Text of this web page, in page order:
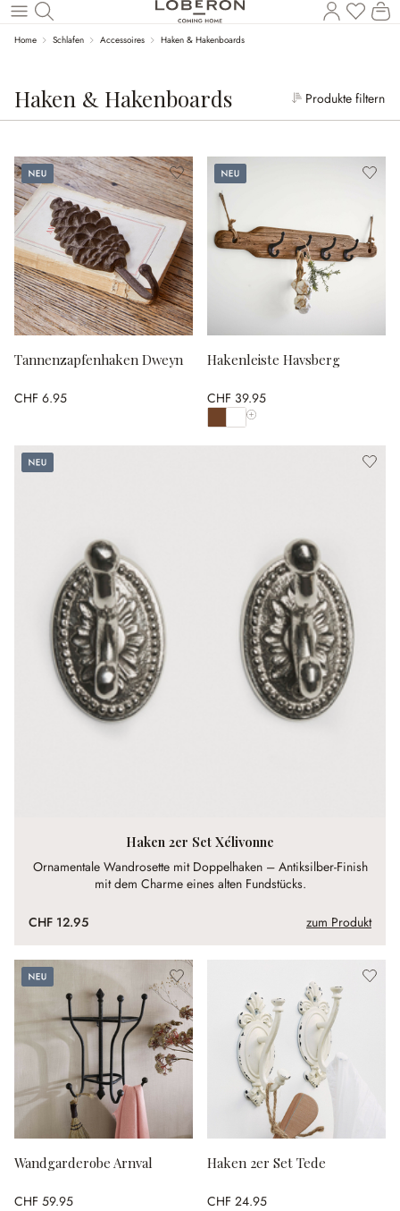
Zum Hauptinhalt springen
Home Schlafen Accessoires Haken & Hakenboards
Haken & Hakenboards Produkte filtern
Neu
Tannenzapfenhaken Dweyn
CHF 6.95
Neu
Haken 2er Set Xélivonne
Ornamentale Wandrosette mit Doppelhaken – Antiksilber-Finish
mit dem Charme eines alten Fundstücks.
CHF 12.95 zum Produkt
Neu
Hakenleiste Havsberg
CHF 39.95
Alle Farben anzeigen
Neu
Wandgarderobe Arnval
CHF 59.95
Haken 2er Set Tede
CHF 24.95